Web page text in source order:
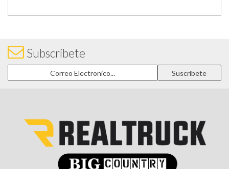
Subscríbete